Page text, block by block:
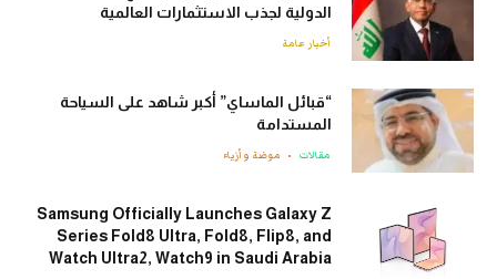
الدولية لجذب الاستثمارات العالمية
أخبار عامة
“قبائل الماساي” أكبر شاهد على السياحة
المستدامة
مقالات موضة وأزياء
Samsung Officially Launches Galaxy Z
Series Fold8 Ultra, Fold8, Flip8, and
Watch Ultra2, Watch9 in Saudi Arabia